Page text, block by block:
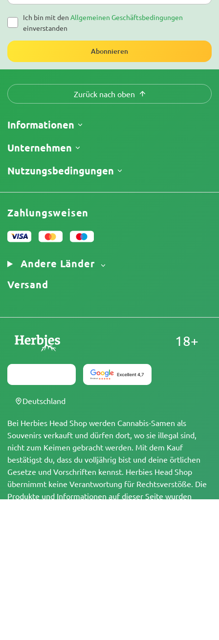
Ich bin mit den Allgemeinen Geschäftsbedingungen
einverstanden
Abonnieren
Zurück nach oben
Informationen
Versand
Rückgaberecht
Unternehmen
Über uns
Testberichte
Affiliate-Partnerschaft
Unser Autorenteam
Sitemap
Nutzungsbedingungen
Geschäftsbedingungen
Datenschutzrichtlinie
Cookies-Richtlinie
Impressum
Zahlungsweisen
Andere Länder
Versand
Bei Herbies Head Shop werden Cannabis-Samen als
Souvenirs verkauft und dürfen dort, wo sie illegal sind,
nicht zum Keimen gebracht werden. Mit dem Kauf
bestätigst du, dass du volljährig bist und deine örtlichen
Gesetze und Vorschriften kennst. Herbies Head Shop
übernimmt keine Verantwortung für Rechtsverstöße. Die
Produkte und Informationen auf dieser Seite wurden
18+
Deutschland